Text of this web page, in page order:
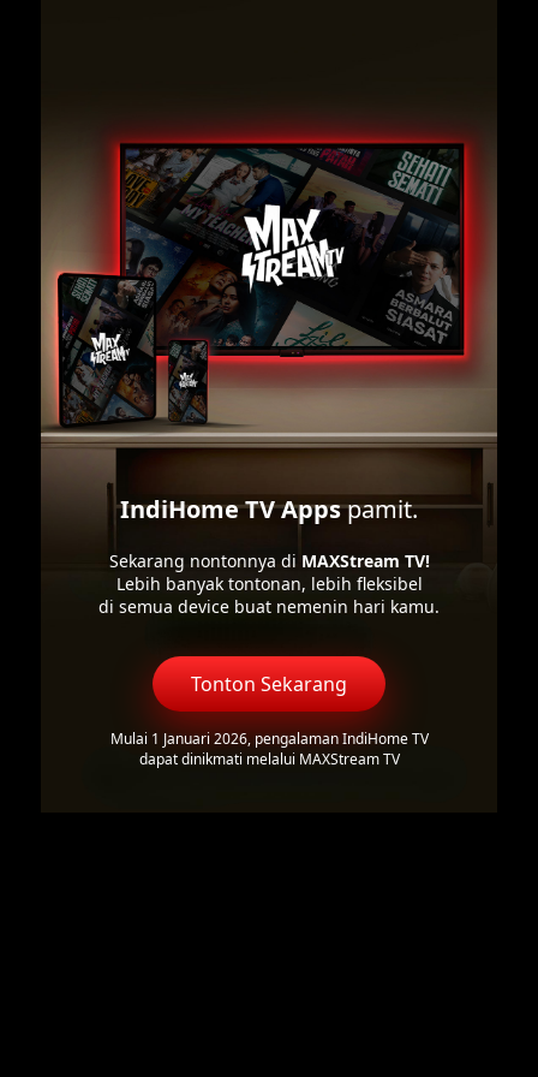
IndiHome TV Appspamit.
Sekarang nontonnya di MAXStream TV!
Lebih banyak tontonan, lebih fleksibel
di semua device buat nemenin hari kamu.
Tonton Sekarang
Mulai 1 Januari 2026, pengalaman IndiHome TV
dapat dinikmati melalui MAXStream TV